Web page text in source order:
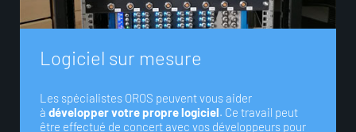
L ogiciel sur mesure
Les spécialistes OROS peuvent vous aider
à développer votre propre logiciel. Ce travail peut
être effectué de concert avec vos développeurs pour